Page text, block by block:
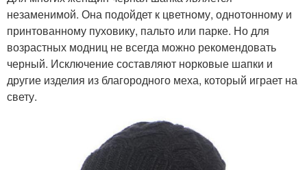
незаменимой. Она подойдет к цветному, однотонному и
принтованному пуховику, пальто или парке. Но для
возрастных модниц не всегда можно рекомендовать
черный. Исключение составляют норковые шапки и
другие изделия из благородного меха, который играет на
свету.